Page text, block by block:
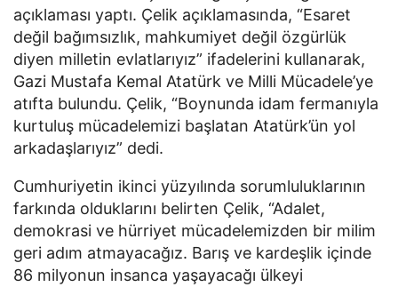
açıklaması yaptı. Çelik açıklamasında, “Esaret
değil bağımsızlık, mahkumiyet değil özgürlük
diyen milletin evlatlarıyız” ifadelerini kullanarak,
Gazi Mustafa Kemal Atatürk ve Milli Mücadele’ye
atıfta bulundu. Çelik, “Boynunda idam fermanıyla
kurtuluş mücadelemizi başlatan Atatürk’ün yol
arkadaşlarıyız” dedi.
Cumhuriyetin ikinci yüzyılında sorumluluklarının
farkında olduklarını belirten Çelik, “Adalet,
demokrasi ve hürriyet mücadelemizden bir milim
geri adım atmayacağız. Barış ve kardeşlik içinde
86 milyonun insanca yaşayacağı ülkeyi